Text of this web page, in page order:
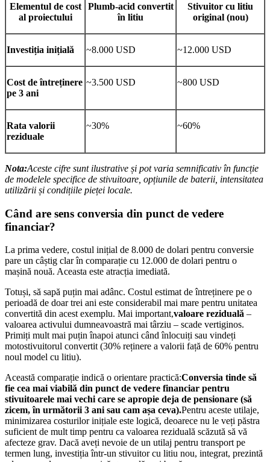
Elementul de cost
al proiectului
Plumb-acid convertit
în litiu
Stivuitor cu litiu
original (nou)
Investiția inițială ~8.000 USD ~12.000 USD
Cost de întreținere
pe 3 ani
~3.500 USD ~800 USD
Rata valorii
reziduale
~30% ~60%
Nota:Aceste cifre sunt ilustrative și pot varia semnificativ în funcție
de modelele specifice de stivuitoare, opțiunile de baterii, intensitatea
utilizării și condițiile pieței locale.
Când are sens conversia din punct de vedere
financiar?
La prima vedere, costul inițial de 8.000 de dolari pentru conversie
pare un câștig clar în comparație cu 12.000 de dolari pentru o
mașină nouă. Aceasta este atracția imediată.
Totuși, să sapă puțin mai adânc. Costul estimat de întreținere pe o
perioadă de doar trei ani este considerabil mai mare pentru unitatea
convertită din acest exemplu. Mai important,valoare reziduală –
valoarea activului dumneavoastră mai târziu – scade vertiginos.
Primiți mult mai puțin înapoi atunci când înlocuiți sau vindeți
motostivuitorul convertit (30% reținere a valorii față de 60% pentru
noul model cu litiu).
Această comparație indică o orientare practică:Conversia tinde să
fie cea mai viabilă din punct de vedere financiar pentru
stivuitoarele mai vechi care se apropie deja de pensionare (să
zicem, în următorii 3 ani sau cam așa ceva).Pentru aceste utilaje,
minimizarea costurilor inițiale este logică, deoarece nu le veți păstra
suficient de mult timp pentru ca valoarea reziduală scăzută să vă
afecteze grav. Dacă aveți nevoie de un utilaj pentru transport pe
termen lung, investiția într-un stivuitor cu litiu nou, integrat, prezintă